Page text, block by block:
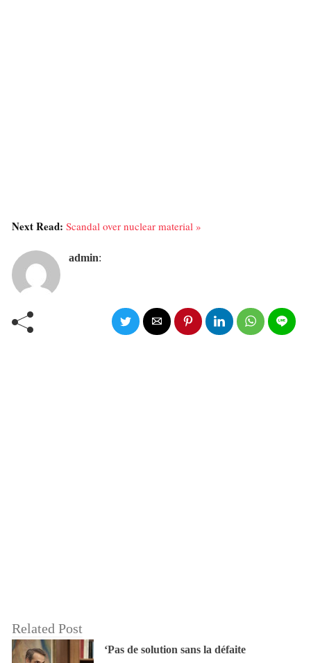
Next Read: Scandal over nuclear material »
admin:
Related Post
‘Pas de solution sans la défaite